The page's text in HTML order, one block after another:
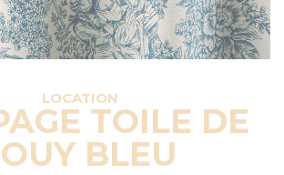
LOCATION
TOILE DE
BLEU